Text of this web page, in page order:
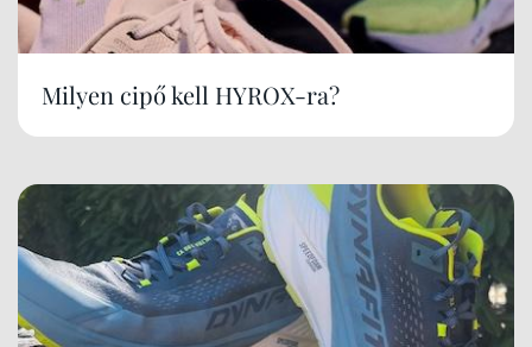
Milyen cipő kell HYROX-ra?